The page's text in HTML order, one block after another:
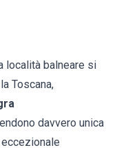
località balneare si
Toscana,
davvero unica